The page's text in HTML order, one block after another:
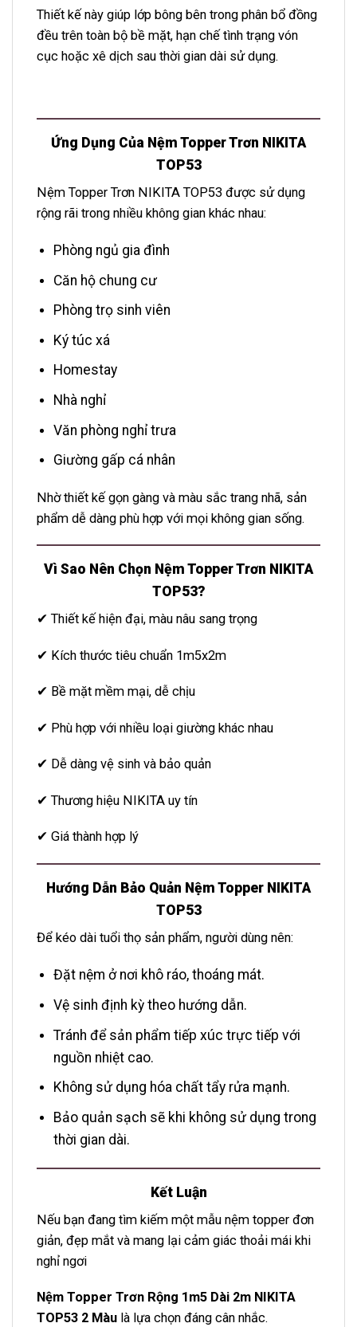
Thiết kế này giúp lớp bông bên trong phân bổ đồng
đều trên toàn bộ bề mặt, hạn chế tình trạng vón
cục hoặc xê dịch sau thời gian dài sử dụng.
Ứng Dụng Của Nệm Topper Trơn NIKITA
TOP53
Nệm Topper Trơn NIKITA TOP53 được sử dụng
rộng rãi trong nhiều không gian khác nhau:
Phòng ngủ gia đình
Căn hộ chung cư
Phòng trọ sinh viên
Ký túc xá
Homestay
Nhà nghỉ
Văn phòng nghỉ trưa
Giường gấp cá nhân
Nhờ thiết kế gọn gàng và màu sắc trang nhã, sản
phẩm dễ dàng phù hợp với mọi không gian sống.
Vì Sao Nên Chọn Nệm Topper Trơn NIKITA
TOP53?
✔ Thiết kế hiện đại, màu nâu sang trọng
✔ Kích thước tiêu chuẩn 1m5x2m
✔ Bề mặt mềm mại, dễ chịu
✔ Phù hợp với nhiều loại giường khác nhau
✔ Dễ dàng vệ sinh và bảo quản
✔ Thương hiệu NIKITA uy tín
✔ Giá thành hợp lý
Hướng Dẫn Bảo Quản Nệm Topper NIKITA
TOP53
Để kéo dài tuổi thọ sản phẩm, người dùng nên:
Đặt nệm ở nơi khô ráo, thoáng mát.
Vệ sinh định kỳ theo hướng dẫn.
Tránh để sản phẩm tiếp xúc trực tiếp với
nguồn nhiệt cao.
Không sử dụng hóa chất tẩy rửa mạnh.
Bảo quản sạch sẽ khi không sử dụng trong
thời gian dài.
Kết Luận
Nếu bạn đang tìm kiếm một mẫu nệm topper đơn
giản, đẹp mắt và mang lại cảm giác thoải mái khi
nghỉ ngơi
Nệm Topper Trơn Rộng 1m5 Dài 2m NIKITA
TOP53 2 Màu là lựa chọn đáng cân nhắc.